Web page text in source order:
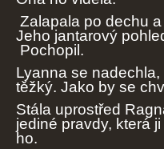
Zalapala po dechu
Jeho jantarový
Pochopil.
Lyanna se
těžký. Jako by se
Stála uprostřed
jediné pravdy, která
ho.